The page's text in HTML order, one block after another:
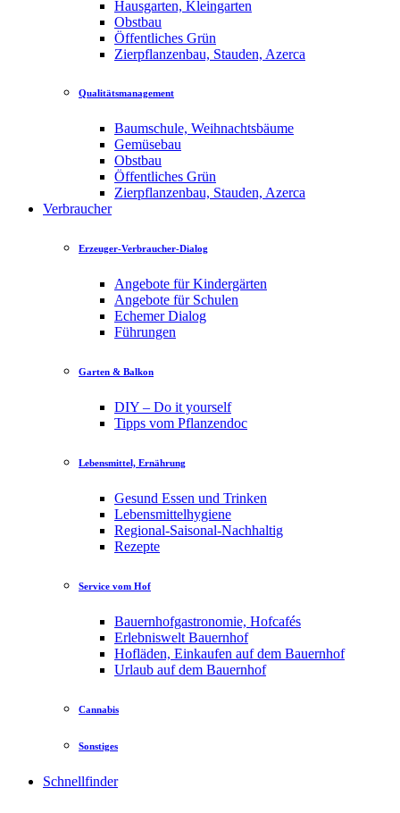
Hausgarten, Kleingarten
Obstbau
Öffentliches Grün
Zierpflanzenbau, Stauden, Azerca
Qualitätsmanagement
Baumschule, Weihnachtsbäume
Gemüsebau
Obstbau
Öffentliches Grün
Zierpflanzenbau, Stauden, Azerca
Verbraucher
Erzeuger-Verbraucher-Dialog
Angebote für Kindergärten
Angebote für Schulen
Echemer Dialog
Führungen
Garten & Balkon
DIY – Do it yourself
Tipps vom Pflanzendoc
Lebensmittel, Ernährung
Gesund Essen und Trinken
Lebensmittelhygiene
Regional-Saisonal-Nachhaltig
Rezepte
Service vom Hof
Bauernhofgastronomie, Hofcafés
Erlebniswelt Bauernhof
Hofläden, Einkaufen auf dem Bauernhof
Urlaub auf dem Bauernhof
Cannabis
Sonstiges
Schnellfinder